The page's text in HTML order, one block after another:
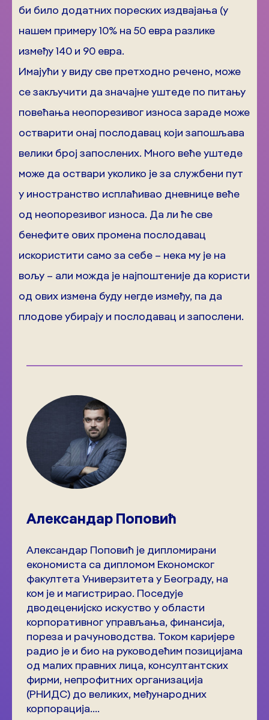
би било додатних пореских издвајања (у
нашем примеру 10% на 50 евра разлике
између 140 и 90 евра.
Имајући у виду све претходно речено, може
се закључити да значајне уштеде по питању
повећања неопорезивог износа зараде може
остварити онај послодавац који запошљава
велики број запослених. Много веће уштеде
може да оствари уколико је за службени пут
у иностранство исплаћивао дневнице веће
од неопорезивог износа. Да ли ће све
бенефите ових промена послодавац
искористити само за себе – нека му је на
вољу – али можда је најпоштеније да користи
од ових измена буду негде између, па да
плодове убирају и послодавац и запослени.
Александар Поповић
Александар Поповић је дипломирани
економиста са дипломом Економског
факултета Универзитета у Београду, на
ком је и магистрирао. Поседује
дводеценијско искуство у области
корпоративног управљања, финансија,
пореза и рачуноводства. Током каријере
радио је и био на руководећим позицијама
од малих правних лица, консултантских
фирми, непрофитних организација
(РНИДС) до великих, међународних
корпорација....